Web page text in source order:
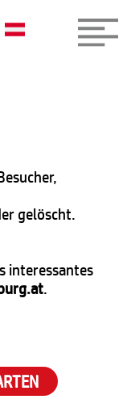
gelöscht.
interessantes
.